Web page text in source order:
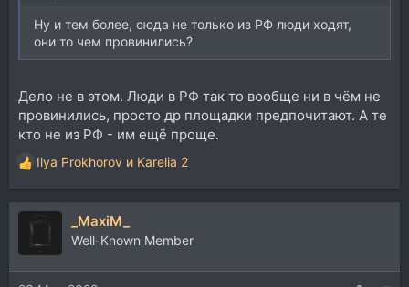
Ну и тем более, сюда не только из РФ люди ходят,
они то чем провинились?
Дело не в этом. Люди в РФ так то вообще ни в чём не
провинились, просто др площадки предпочитают. А те
кто не из РФ - им ещё проще.
Р
е
а
и
и
Ilya Prokhorov и Karelia 2
_MaxiM_
Well-Known Member